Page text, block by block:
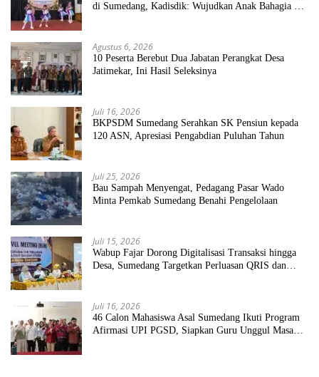
di Sumedang, Kadisdik: Wujudkan Anak Bahagia dan
Agustus 6, 2026
10 Peserta Berebut Dua Jabatan Perangkat Desa
Jatimekar, Ini Hasil Seleksinya
Juli 16, 2026
BKPSDM Sumedang Serahkan SK Pensiun kepada
120 ASN, Apresiasi Pengabdian Puluhan Tahun
Juli 25, 2026
Bau Sampah Menyengat, Pedagang Pasar Wado
Minta Pemkab Sumedang Benahi Pengelolaan
Juli 15, 2026
Wabup Fajar Dorong Digitalisasi Transaksi hingga
Desa, Sumedang Targetkan Perluasan QRIS dan
Juli 16, 2026
46 Calon Mahasiswa Asal Sumedang Ikuti Program
Afirmasi UPI PGSD, Siapkan Guru Unggul Masa